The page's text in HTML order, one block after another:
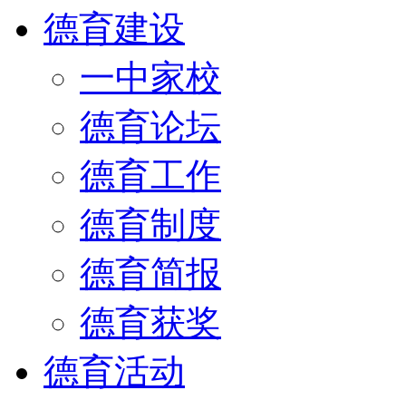
德育建设
一中家校
德育论坛
德育工作
德育制度
德育简报
德育获奖
德育活动